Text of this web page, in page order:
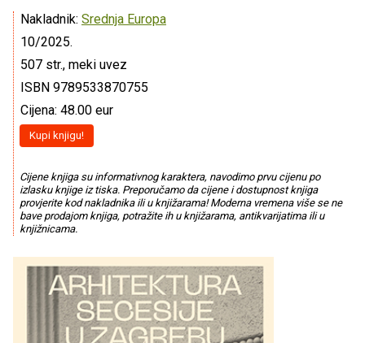
Nakladnik: Srednja Europa
10/2025.
507 str., meki uvez
ISBN 9789533870755
Cijena: 48.00 eur
Kupi knjigu!
Cijene knjiga su informativnog karaktera, navodimo prvu cijenu po
izlasku knjige iz tiska. Preporučamo da cijene i dostupnost knjiga
provjerite kod nakladnika ili u knjižarama! Moderna vremena više se ne
bave prodajom knjiga, potražite ih u knjižarama, antikvarijatima ili u
knjižnicama.